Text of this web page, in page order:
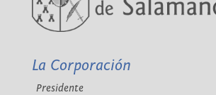
La Corporación
Presidente